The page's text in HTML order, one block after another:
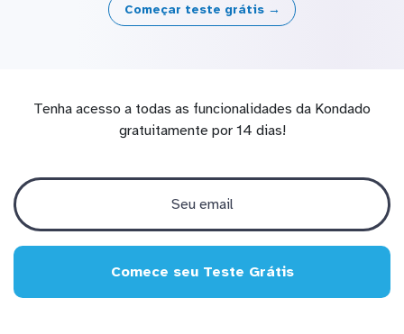
Começar teste grátis →
Tenha acesso a todas as funcionalidades da Kondado
gratuitamente por 14 dias!
Comece seu Teste Grátis